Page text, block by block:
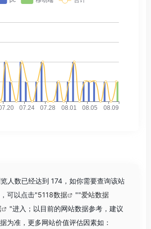
人数已经达到 174，如你需要查询该站
可以点击"5118数据 ""爱站数据
"进入；以目前的网站数据参考，建议
为准，更多网站价值评估因素如：